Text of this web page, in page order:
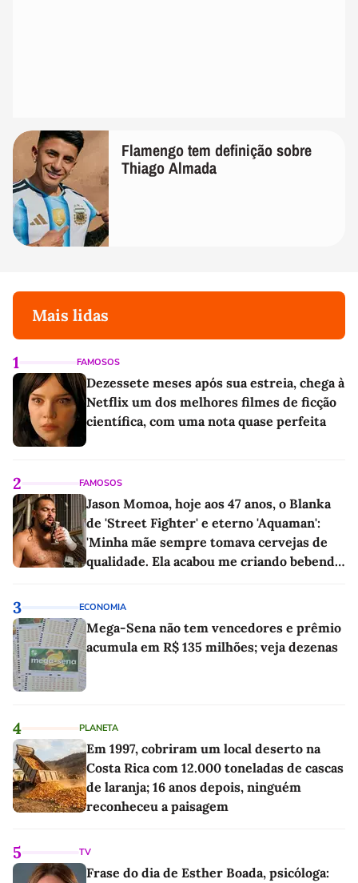
Flamengo tem definição sobre
Thiago Almada
Mais lidas
1 FAMOSOS
Dezessete meses após sua estreia, chega à
Netflix um dos melhores filmes de ficção
científica, com uma nota quase perfeita
2 FAMOSOS
Jason Momoa, hoje aos 47 anos, o Blanka
de 'Street Fighter' e eterno 'Aquaman':
'Minha mãe sempre tomava cervejas de
qualidade. Ela acabou me criando bebendo
3 ECONOMIA
Mega-Sena não tem vencedores e prêmio
acumula em R$ 135 milhões; veja dezenas
4 PLANETA
Em 1997, cobriram um local deserto na
Costa Rica com 12.000 toneladas de cascas
de laranja; 16 anos depois, ninguém
reconheceu a paisagem
5 TV
Frase do dia de Esther Boada, psicóloga: